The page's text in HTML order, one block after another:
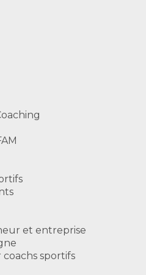
et entreprise
sportifs